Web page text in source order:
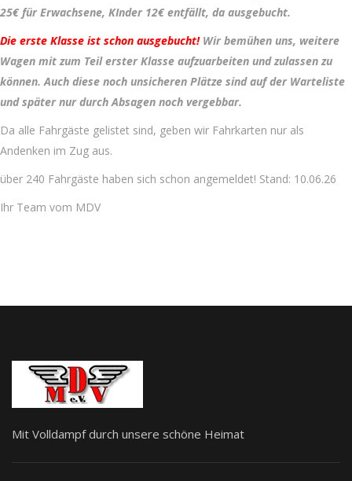
25€ für Erwachsene, KInder 12€ entfällt, da ausgebucht.
Die erste Klasse ist schon ausgebucht!Wir bemühen uns, weitere
Wagen mit zum Teil erster Klasse aufzuarbeiten und zulassen zu
können. Auch diese noch unsicheren Plätze sind auf der Warteliste
und später nur durch Absagen noch vergebbar.
Da alle Fahrgäste gelistet sind, geben wir Fahrkarten nur als
Andenken im Zug aus.
über 240 Fahrgäste haben sich schon angemeldet! Stand: 10.06.26
Ihr Team vom MDV
Mit Volldampf durch unsere schöne Heimat